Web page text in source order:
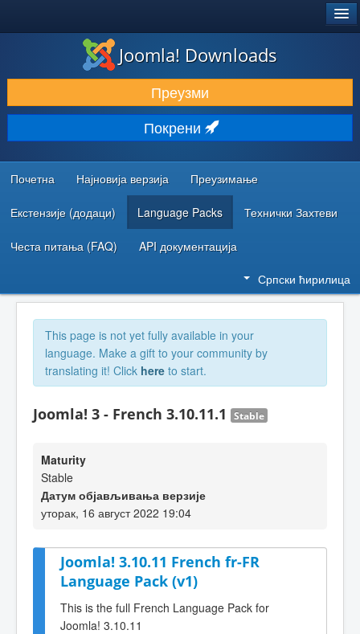
ПРЕУЗИМАЊЕ И ПРОШИРЕЊА (ЕКСТЕНЗИЈЕ)
ОТКРИЈТЕ И НАУЧИТЕ
ЗАЈЕДНИЦА И ПОДРШКА
РЕСУРСИ ЗА РАЗВОЈ
Joomla! Downloads
Преузми
Покрени
Почетна Најновија верзија Преузимање
Екстензије (додаци) Language Packs Технички Захтеви
Честа питања (FAQ) API документација
Српски ћирилица
This page is not yet fully available in your
language. Make a gift to your community by
translating it! Click here to start.
Joomla! 3 - French 3.10.11.1 Stable
Maturity
Stable
Датум објављивања верзије
уторак, 16 август 2022 19:04
Joomla! 3.10.11 French fr-FR
Language Pack (v1)
This is the full French Language Pack for
Joomla! 3.10.11